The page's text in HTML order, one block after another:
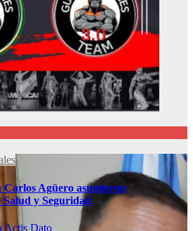
Agüero asumieron
y Seguridad
Actis Dato